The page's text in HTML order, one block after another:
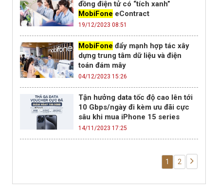
đồng điện tử có “tích xanh”
MobiFone eContract
19/12/2023 08:51
MobiFone đẩy mạnh hợp tác xây
dựng trung tâm dữ liệu và điện
toán đám mây
04/12/2023 15:26
Tận hưởng data tốc độ cao lên tới
10 Gbps/ngày đi kèm ưu đãi cực
sâu khi mua iPhone 15 series
14/11/2023 17:25
1 2